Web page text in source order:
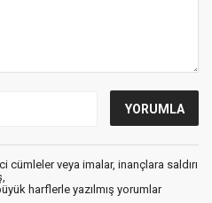
cümleler veya imalar, inançlara saldırı
harflerle yazılmış yorumlar